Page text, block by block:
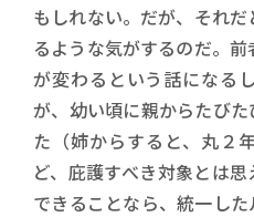
もしれない。だが、それ
るような気がするのだ。
が変わるという話になる
が、幼い頃に親からたび
た（姉からすると、丸２
ど、庇護すべき対象とは
できることなら、統一し